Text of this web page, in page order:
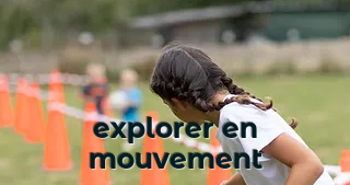
explorer en
mouvement